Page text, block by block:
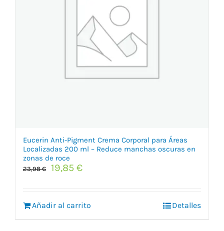
Eucerin Anti-Pigment Crema Corporal para Áreas
Localizadas 200 ml – Reduce manchas oscuras en
zonas de roce
23,98€
El
era:
23,98 €.
19,85 €El
es:
19,85 €.
Añadir al carrito Detalles